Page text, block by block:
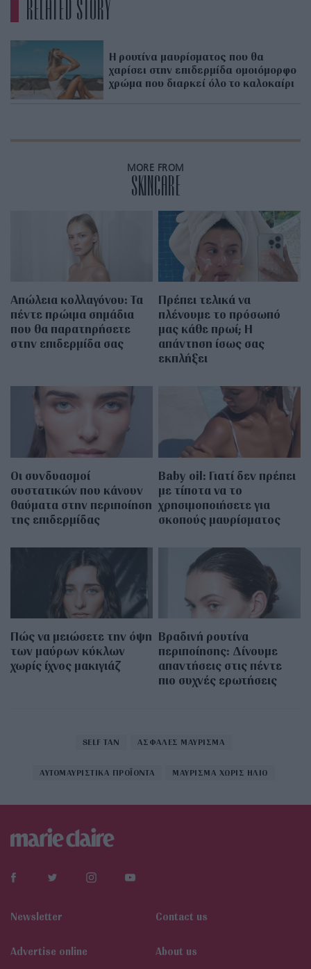
RELATED STORY
Η ρουτίνα μαυρίσματος που θα
χαρίσει στην επιδερμίδα ομοιόμορφο
χρώμα που διαρκεί όλο το καλοκαίρι
MORE FROM
SKINCARE
Απώλεια κολλαγόνου: Τα
πέντε πρώιμα σημάδια
που θα παρατηρήσετε
στην επιδερμίδα σας
Πρέπει τελικά να
πλένουμε το πρόσωπό
μας κάθε πρωί; Η
απάντηση ίσως σας
εκπλήξει
Οι συνδυασμοί
συστατικών που κάνουν
θαύματα στην περιποίηση
της επιδερμίδας
Baby oil: Γιατί δεν πρέπει
με τίποτα να το
χρησιμοποιήσετε για
σκοπούς μαυρίσματος
Πώς να μειώσετε την όψη
των μαύρων κύκλων
χωρίς ίχνος μακιγιάζ
Βραδινή ρουτίνα
περιποίησης: Δίνουμε
απαντήσεις στις πέντε
πιο συχνές ερωτήσεις
SELF TAN ΑΣΦΑΛΕΣ ΜΑΥΡΙΣΜΑ
ΑΥΤΟΜΑΥΡΙΣΤΙΚΑ ΠΡΟΪΟΝΤΑ ΜΑΥΡΙΣΜΑ ΧΩΡΙΣ ΗΛΙΟ
Newsletter Contact us
Αdvertise online About us